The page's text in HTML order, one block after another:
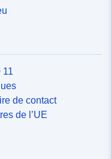
11
de contact
de l’UE